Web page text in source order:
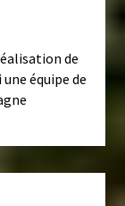
de
équipe de